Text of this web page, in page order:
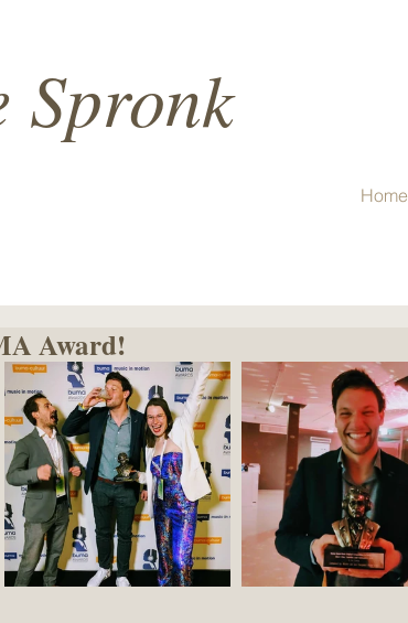
Spronk
Home
Award!